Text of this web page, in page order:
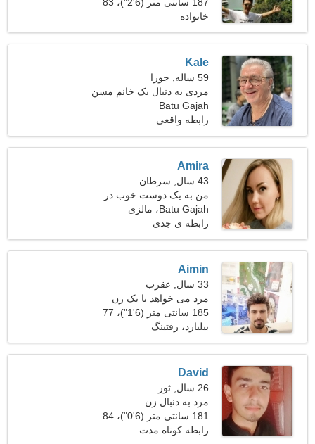
نیاز دارم
کیلوگرم (182 پوند)
خانواده
Kale
59 ساله, جوزا
مردی به دنبال یک خانم مسن
Batu Gajah
رابطه واقعی
Amira
43 سال, سرطان
من به یک دوست خوب در
کنارم نیاز دارم
Batu Gajah، مالزی
رابطه ی جدی
Aimin
33 سال, عقرب
مرد می خواهد با یک زن
ملاقات کند
185 سانتی متر (6'1")، 77
کیلوگرم (169 پوند)
بیلیارد، رفتینگ
David
26 سال, ثور
مرد به دنبال زن
181 سانتی متر (6'0")، 84
کیلوگرم (185 پوند)
رابطه کوتاه مدت